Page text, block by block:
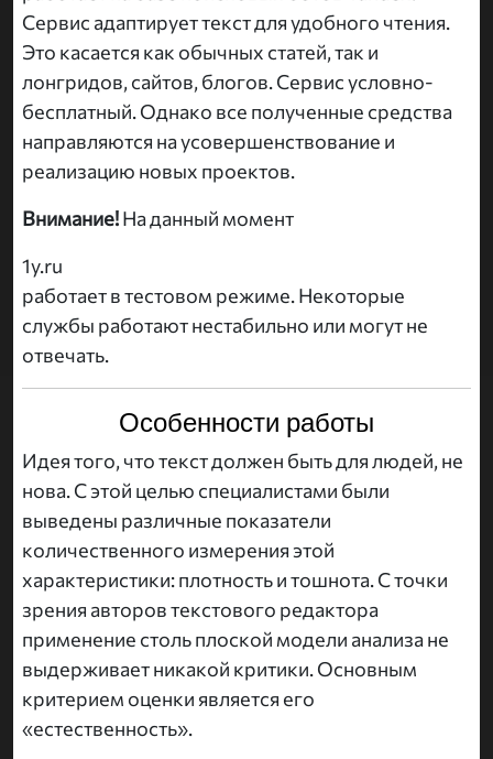
Сервис адаптирует текст для удобного чтения.
Это касается как обычных статей, так и
лонгридов, сайтов, блогов. Сервис условно-
бесплатный. Однако все полученные средства
направляются на усовершенствование и
реализацию новых проектов.
Внимание!На данный момент
1y.ru
работает в тестовом режиме. Некоторые
службы работают нестабильно или могут не
отвечать.
Особенности работы
Идея того, что текст должен быть для людей, не
нова. С этой целью специалистами были
выведены различные показатели
количественного измерения этой
характеристики: плотность и тошнота. С точки
зрения авторов текстового редактора
применение столь плоской модели анализа не
выдерживает никакой критики. Основным
критерием оценки является его
«естественность».